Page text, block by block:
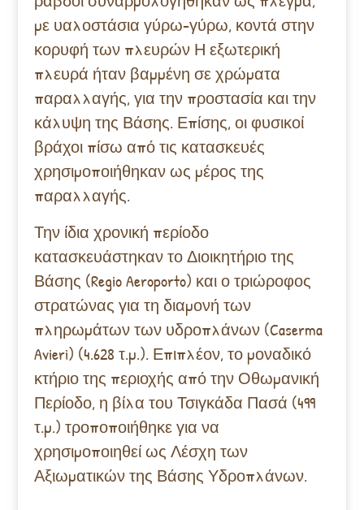
με υαλοστάσια γύρω-γύρω, κοντά στην
κορυφή των πλευρών Η εξωτερική
πλευρά ήταν βαμμένη σε χρώματα
παραλλαγής, για την προστασία και την
κάλυψη της Βάσης. Επίσης, οι φυσικοί
βράχοι πίσω από τις κατασκευές
χρησιμοποιήθηκαν ως μέρος της
παραλλαγής.
Την ίδια χρονική περίοδο
κατασκευάστηκαν το Διοικητήριο της
Βάσης (Regio Aeroporto) και ο τριώροφος
στρατώνας για τη διαμονή των
πληρωμάτων των υδροπλάνων (Caserma
Avieri) (4.628 τ.μ.). Επιπλέον, το μοναδικό
κτήριο της περιοχής από την Οθωμανική
Περίοδο, η βίλα του Τσιγκάδα Πασά (499
τ.μ.) τροποποιήθηκε για να
χρησιμοποιηθεί ως Λέσχη των
Αξιωματικών της Βάσης Υδροπλάνων.